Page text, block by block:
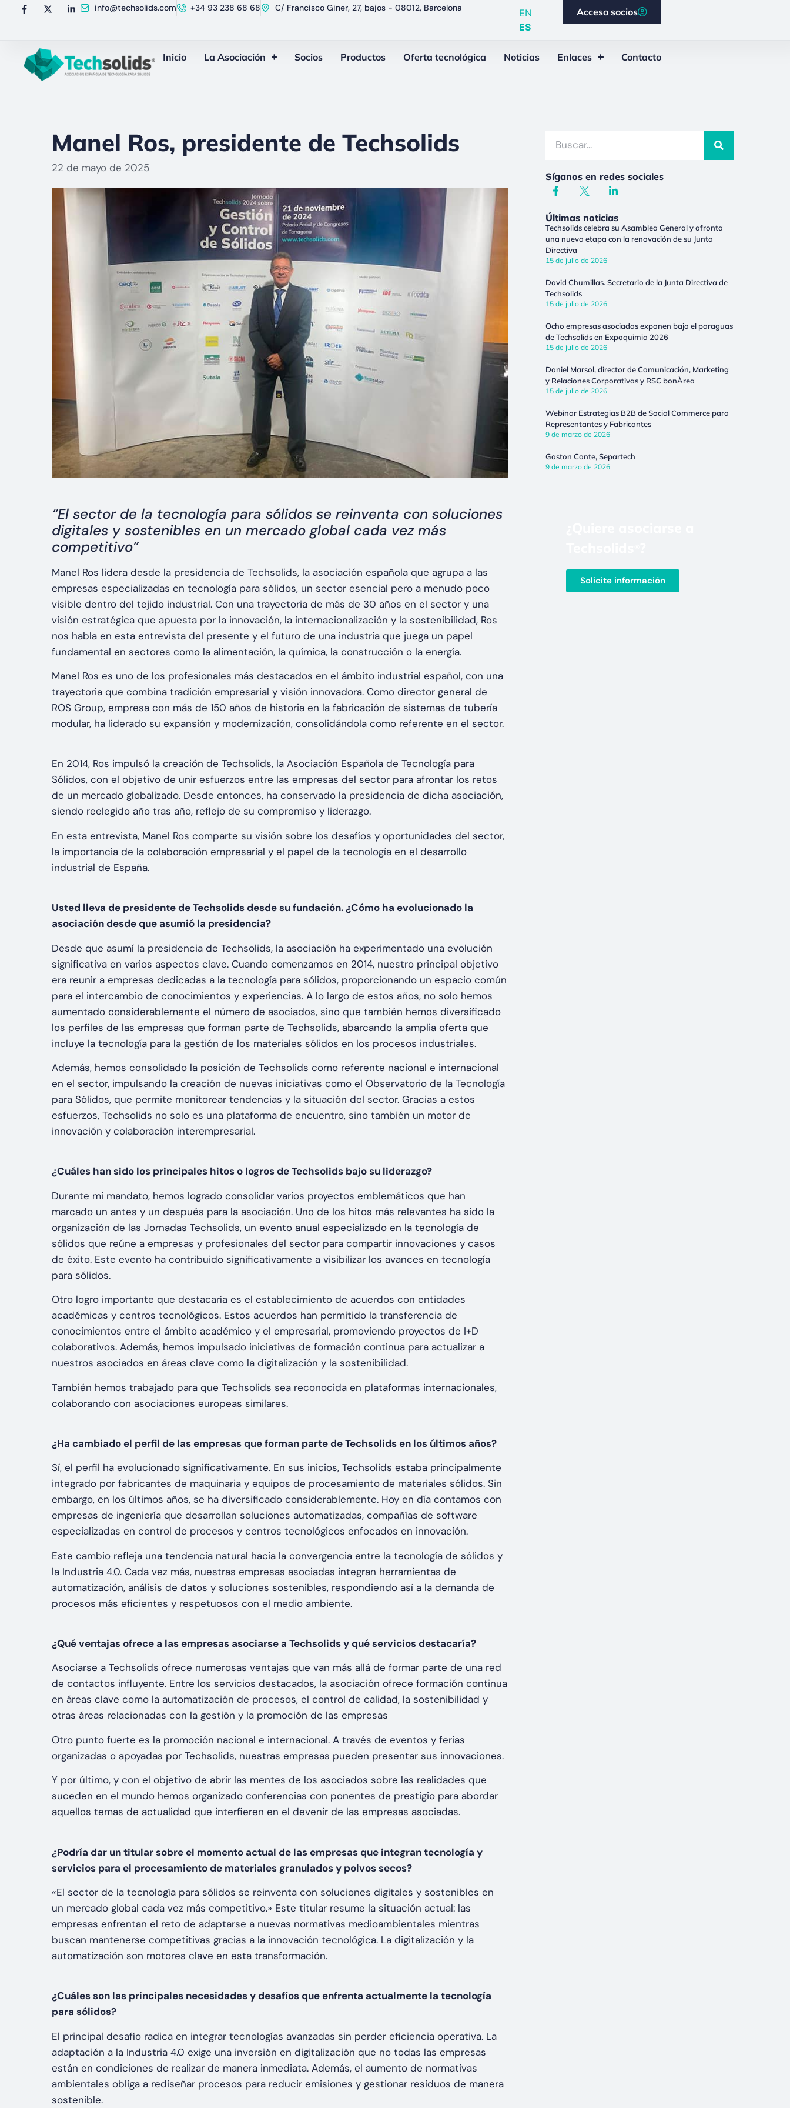
info@techsolids.com +34 93 238 68 68 C/ Francisco Giner, 27, bajos - 08012, Barcelona
EN
ES
Acceso socios
Inicio La Asociación Socios Productos Oferta tecnológica Noticias Enlaces Contacto
Manel Ros, presidente de Techsolids
22 de mayo de 2025
“El sector de la tecnología para sólidos se reinventa con soluciones
digitales y sostenibles en un mercado global cada vez más
competitivo”
Manel Ros lidera desde la presidencia de Techsolids, la asociación española que agrupa a las
empresas especializadas en tecnología para sólidos, un sector esencial pero a menudo poco
visible dentro del tejido industrial. Con una trayectoria de más de 30 años en el sector y una
visión estratégica que apuesta por la innovación, la internacionalización y la sostenibilidad, Ros
nos habla en esta entrevista del presente y el futuro de una industria que juega un papel
fundamental en sectores como la alimentación, la química, la construcción o la energía.
Manel Ros es uno de los profesionales más destacados en el ámbito industrial español, con una
trayectoria que combina tradición empresarial y visión innovadora. Como director general de
ROS Group, empresa con más de 150 años de historia en la fabricación de sistemas de tubería
modular, ha liderado su expansión y modernización, consolidándola como referente en el sector.
En 2014, Ros impulsó la creación de Techsolids, la Asociación Española de Tecnología para
Sólidos, con el objetivo de unir esfuerzos entre las empresas del sector para afrontar los retos
de un mercado globalizado. Desde entonces, ha conservado la presidencia de dicha asociación,
siendo reelegido año tras año, reflejo de su compromiso y liderazgo.
En esta entrevista, Manel Ros comparte su visión sobre los desafíos y oportunidades del sector,
la importancia de la colaboración empresarial y el papel de la tecnología en el desarrollo
industrial de España.
Usted lleva de presidente de Techsolids desde su fundación. ¿Cómo ha evolucionado la
asociación desde que asumió la presidencia?
Desde que asumí la presidencia de Techsolids, la asociación ha experimentado una evolución
significativa en varios aspectos clave. Cuando comenzamos en 2014, nuestro principal objetivo
era reunir a empresas dedicadas a la tecnología para sólidos, proporcionando un espacio común
para el intercambio de conocimientos y experiencias. A lo largo de estos años, no solo hemos
aumentado considerablemente el número de asociados, sino que también hemos diversificado
los perfiles de las empresas que forman parte de Techsolids, abarcando la amplia oferta que
incluye la tecnología para la gestión de los materiales sólidos en los procesos industriales.
Además, hemos consolidado la posición de Techsolids como referente nacional e internacional
en el sector, impulsando la creación de nuevas iniciativas como el Observatorio de la Tecnología
para Sólidos, que permite monitorear tendencias y la situación del sector. Gracias a estos
esfuerzos, Techsolids no solo es una plataforma de encuentro, sino también un motor de
innovación y colaboración interempresarial.
¿Cuáles han sido los principales hitos o logros de Techsolids bajo su liderazgo?
Durante mi mandato, hemos logrado consolidar varios proyectos emblemáticos que han
marcado un antes y un después para la asociación. Uno de los hitos más relevantes ha sido la
organización de las Jornadas Techsolids, un evento anual especializado en la tecnología de
sólidos que reúne a empresas y profesionales del sector para compartir innovaciones y casos
de éxito. Este evento ha contribuido significativamente a visibilizar los avances en tecnología
para sólidos.
Otro logro importante que destacaría es el establecimiento de acuerdos con entidades
académicas y centros tecnológicos. Estos acuerdos han permitido la transferencia de
conocimientos entre el ámbito académico y el empresarial, promoviendo proyectos de I+D
colaborativos. Además, hemos impulsado iniciativas de formación continua para actualizar a
nuestros asociados en áreas clave como la digitalización y la sostenibilidad.
También hemos trabajado para que Techsolids sea reconocida en plataformas internacionales,
colaborando con asociaciones europeas similares.
¿Ha cambiado el perfil de las empresas que forman parte de Techsolids en los últimos años?
Sí, el perfil ha evolucionado significativamente. En sus inicios, Techsolids estaba principalmente
integrado por fabricantes de maquinaria y equipos de procesamiento de materiales sólidos. Sin
embargo, en los últimos años, se ha diversificado considerablemente. Hoy en día contamos con
empresas de ingeniería que desarrollan soluciones automatizadas, compañías de software
especializadas en control de procesos y centros tecnológicos enfocados en innovación.
Este cambio refleja una tendencia natural hacia la convergencia entre la tecnología de sólidos y
la Industria 4.0. Cada vez más, nuestras empresas asociadas integran herramientas de
automatización, análisis de datos y soluciones sostenibles, respondiendo así a la demanda de
procesos más eficientes y respetuosos con el medio ambiente.
¿Qué ventajas ofrece a las empresas asociarse a Techsolids y qué servicios destacaría?
Asociarse a Techsolids ofrece numerosas ventajas que van más allá de formar parte de una red
de contactos influyente. Entre los servicios destacados, la asociación ofrece formación continua
en áreas clave como la automatización de procesos, el control de calidad, la sostenibilidad y
otras áreas relacionadas con la gestión y la promoción de las empresas
Otro punto fuerte es la promoción nacional e internacional. A través de eventos y ferias
organizadas o apoyadas por Techsolids, nuestras empresas pueden presentar sus innovaciones.
Y por último, y con el objetivo de abrir las mentes de los asociados sobre las realidades que
suceden en el mundo hemos organizado conferencias con ponentes de prestigio para abordar
aquellos temas de actualidad que interfieren en el devenir de las empresas asociadas.
¿Podría dar un titular sobre el momento actual de las empresas que integran tecnología y
servicios para el procesamiento de materiales granulados y polvos secos?
«El sector de la tecnología para sólidos se reinventa con soluciones digitales y sostenibles en
un mercado global cada vez más competitivo.» Este titular resume la situación actual: las
empresas enfrentan el reto de adaptarse a nuevas normativas medioambientales mientras
buscan mantenerse competitivas gracias a la innovación tecnológica. La digitalización y la
automatización son motores clave en esta transformación.
¿Cuáles son las principales necesidades y desafíos que enfrenta actualmente la tecnología
para sólidos?
El principal desafío radica en integrar tecnologías avanzadas sin perder eficiencia operativa. La
adaptación a la Industria 4.0 exige una inversión en digitalización que no todas las empresas
están en condiciones de realizar de manera inmediata. Además, el aumento de normativas
ambientales obliga a rediseñar procesos para reducir emisiones y gestionar residuos de manera
sostenible.
Síganos en redes sociales
Últimas noticias
Techsolids celebra su Asamblea General y afronta
una nueva etapa con la renovación de su Junta
Directiva
15 de julio de 2026
David Chumillas. Secretario de la Junta Directiva de
Techsolids
15 de julio de 2026
Ocho empresas asociadas exponen bajo el paraguas
de Techsolids en Expoquimia 2026
15 de julio de 2026
Daniel Marsol, director de Comunicación, Marketing
y Relaciones Corporativas y RSC bonÀrea
15 de julio de 2026
Webinar Estrategias B2B de Social Commerce para
Representantes y Fabricantes
9 de marzo de 2026
Gaston Conte, Separtech
9 de marzo de 2026
Solicite información